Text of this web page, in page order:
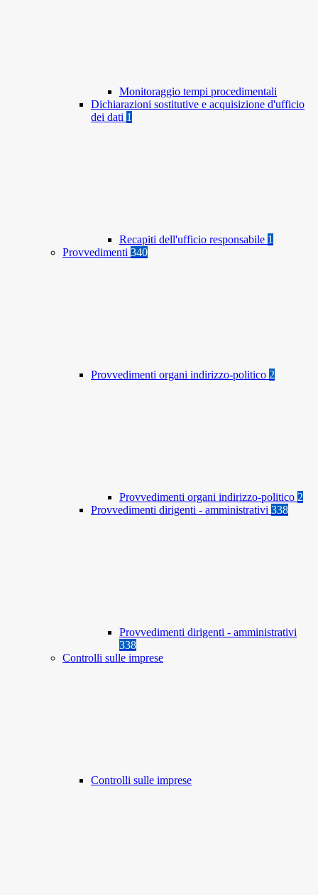
Monitoraggio tempi procedimentali
Dichiarazioni sostitutive e acquisizione d'ufficio
dei dati 1
Recapiti dell'ufficio responsabile 1
Provvedimenti 340
Provvedimenti organi indirizzo-politico 2
Provvedimenti organi indirizzo-politico 2
Provvedimenti dirigenti - amministrativi 338
Provvedimenti dirigenti - amministrativi
338
Controlli sulle imprese
Controlli sulle imprese